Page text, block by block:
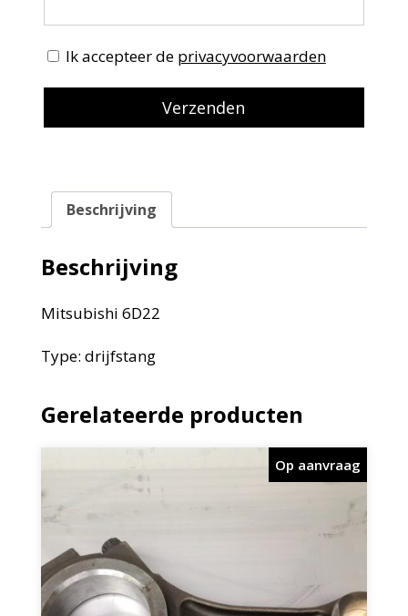
Ik accepteer de privacyvoorwaarden
Beschrijving
Beschrijving
Mitsubishi 6D22
Type: drijfstang
Gerelateerde producten
Op aanvraag